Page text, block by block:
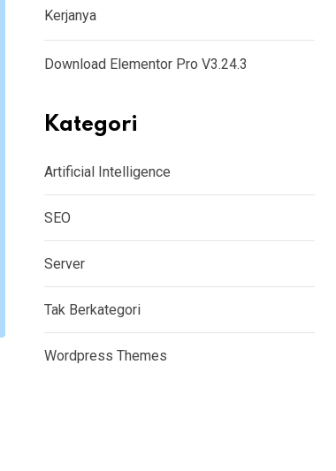
Kerjanya
Download Elementor Pro V3.24.3
Kategori
Artificial Intelligence
SEO
Server
Tak Berkategori
Wordpress Themes